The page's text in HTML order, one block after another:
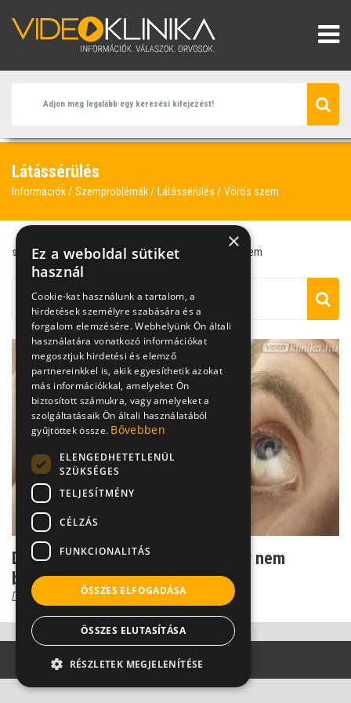
Látássérülés
Információk Szemproblémák Látássérülés Vörös szem
szemész bevérzett szem kettős látás vörös szem
Durva szembevérzés - ilyenkor már nem
bagatell panasz
Dr. Őri Zsolt
×
Ez a weboldal sütiket
használ
Cookie-kat használunk a tartalom, a
hirdetések személyre szabására és a
forgalom elemzésére. Webhelyünk Ön általi
használatára vonatkozó információkat
megosztjuk hirdetési és elemző
partnereinkkel is, akik egyesíthetik azokat
más információkkal, amelyeket Ön
biztosított számukra, vagy amelyeket a
szolgáltatásaik Ön általi használatából
gyűjtöttek össze. Bővebben
ELENGEDHETETLENÜL
SZÜKSÉGES
TELJESÍTMÉNY
CÉLZÁS
FUNKCIONALITÁS
ÖSSZES ELFOGADÁSA
ÖSSZES ELUTASÍTÁSA
RÉSZLETEK MEGJELENÍTÉSE